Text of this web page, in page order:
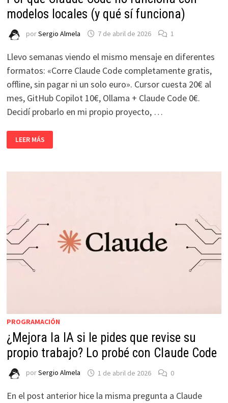
modelos locales (y qué sí funciona)
porSergio Almela 7 de abril de 2026 1
Llevo semanas viendo el mismo mensaje en diferentes
formatos: «Corre Claude Code completamente gratis,
offline, sin pagar ni un solo euro». Cursor cuesta 20€ al
mes, GitHub Copilot 10€, Ollama + Claude Code 0€.
Decidí probarlo en mi propio proyecto, …
QUÉ
CLAUDE
FUNCIONA
FUNCIONA)
LEER MÁS
PROGRAMACIÓN
¿Mejora la IA si le pides que revise su
propio trabajo? Lo probé con Claude Code
porSergio Almela 1 de abril de 2026 0
En el post anterior hice la misma pregunta a Claude